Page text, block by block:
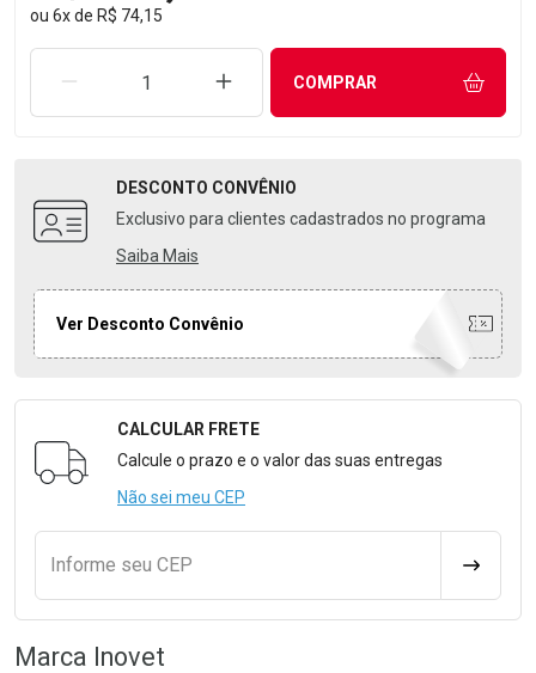
ou 6xde R$ 74,15
REMOVER UMA UNIDADEAUMENTAR UMA UNIDADE
COMPRAR
DESCONTO CONVÊNIO
Exclusivo para clientes cadastrados no programa
Saiba Mais
Ver Desconto Convênio
Formulário para Calcular o Frete
CALCULAR FRETE
Calcule o prazo e o valor das suas entregas
Não sei meu CEP
Informe seu CEP
Marca Inovet